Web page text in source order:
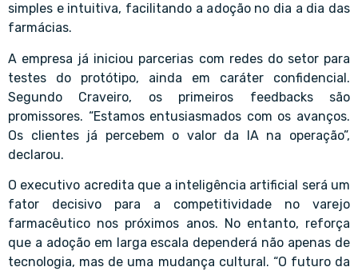
simples e intuitiva, facilitando a adoção no dia a dia das
farmácias.
A empresa já iniciou parcerias com redes do setor para
testes do protótipo, ainda em caráter confidencial.
Segundo Craveiro, os primeiros feedbacks são
promissores. “Estamos entusiasmados com os avanços.
Os clientes já percebem o valor da IA na operação”,
declarou.
O executivo acredita que a inteligência artificial será um
fator decisivo para a competitividade no varejo
farmacêutico nos próximos anos. No entanto, reforça
que a adoção em larga escala dependerá não apenas de
tecnologia, mas de uma mudança cultural. “O futuro da